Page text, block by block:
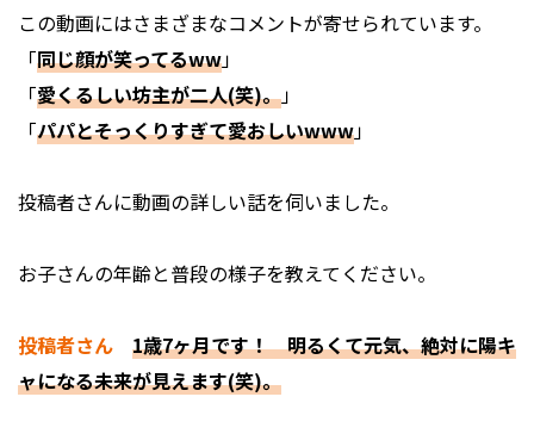
この動画にはさまざまなコメントが寄せられています。
「同じ顔が笑ってるww」
「愛くるしい坊主が二人(笑)。」
「パパとそっくりすぎて愛おしいwww」
投稿者さんに動画の詳しい話を伺いました。
――お子さんの年齢と普段の様子を教えてください。
投稿者さん
1歳7ヶ月です！ 明るくて元気、絶対に陽キ
ャになる未来が見えます(笑)。